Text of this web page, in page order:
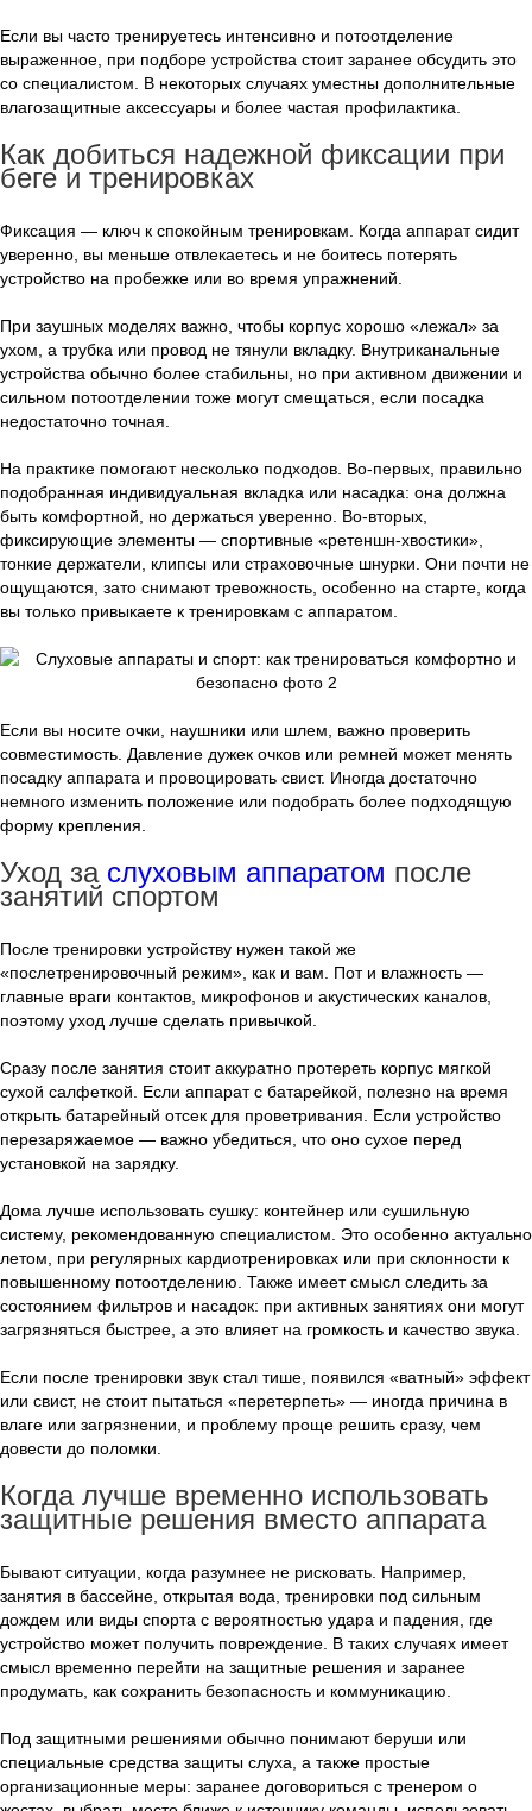
Если вы часто тренируетесь интенсивно и потоотделение
выраженное, при подборе устройства стоит заранее обсудить это
со специалистом. В некоторых случаях уместны дополнительные
влагозащитные аксессуары и более частая профилактика.
Как добиться надежной фиксации при
беге и тренировках
Фиксация — ключ к спокойным тренировкам. Когда аппарат сидит
уверенно, вы меньше отвлекаетесь и не боитесь потерять
устройство на пробежке или во время упражнений.
При заушных моделях важно, чтобы корпус хорошо «лежал» за
ухом, а трубка или провод не тянули вкладку. Внутриканальные
устройства обычно более стабильны, но при активном движении и
сильном потоотделении тоже могут смещаться, если посадка
недостаточно точная.
На практике помогают несколько подходов. Во-первых, правильно
подобранная индивидуальная вкладка или насадка: она должна
быть комфортной, но держаться уверенно. Во-вторых,
фиксирующие элементы — спортивные «ретеншн-хвостики»,
тонкие держатели, клипсы или страховочные шнурки. Они почти не
ощущаются, зато снимают тревожность, особенно на старте, когда
вы только привыкаете к тренировкам с аппаратом.
Если вы носите очки, наушники или шлем, важно проверить
совместимость. Давление дужек очков или ремней может менять
посадку аппарата и провоцировать свист. Иногда достаточно
немного изменить положение или подобрать более подходящую
форму крепления.
Уход за слуховым аппаратом после
занятий спортом
После тренировки устройству нужен такой же
«послетренировочный режим», как и вам. Пот и влажность —
главные враги контактов, микрофонов и акустических каналов,
поэтому уход лучше сделать привычкой.
Сразу после занятия стоит аккуратно протереть корпус мягкой
сухой салфеткой. Если аппарат с батарейкой, полезно на время
открыть батарейный отсек для проветривания. Если устройство
перезаряжаемое — важно убедиться, что оно сухое перед
установкой на зарядку.
Дома лучше использовать сушку: контейнер или сушильную
систему, рекомендованную специалистом. Это особенно актуально
летом, при регулярных кардиотренировках или при склонности к
повышенному потоотделению. Также имеет смысл следить за
состоянием фильтров и насадок: при активных занятиях они могут
загрязняться быстрее, а это влияет на громкость и качество звука.
Если после тренировки звук стал тише, появился «ватный» эффект
или свист, не стоит пытаться «перетерпеть» — иногда причина в
влаге или загрязнении, и проблему проще решить сразу, чем
довести до поломки.
Когда лучше временно использовать
защитные решения вместо аппарата
Бывают ситуации, когда разумнее не рисковать. Например,
занятия в бассейне, открытая вода, тренировки под сильным
дождем или виды спорта с вероятностью удара и падения, где
устройство может получить повреждение. В таких случаях имеет
смысл временно перейти на защитные решения и заранее
продумать, как сохранить безопасность и коммуникацию.
Под защитными решениями обычно понимают беруши или
специальные средства защиты слуха, а также простые
организационные меры: заранее договориться с тренером о